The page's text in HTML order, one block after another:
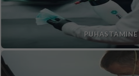
PUHASTAMINE